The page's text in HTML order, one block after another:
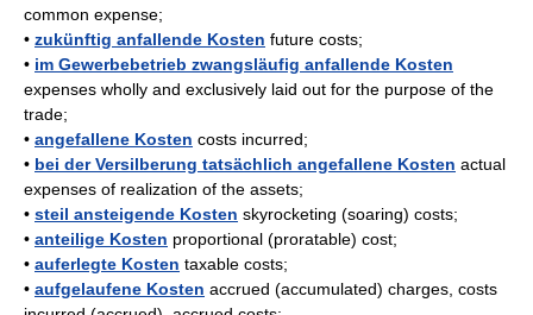
common expense;
• zukünftig anfallende Kosten future costs;
• im Gewerbebetrieb zwangsläufig anfallende Kosten
expenses wholly and exclusively laid out for the purpose of the
trade;
• angefallene Kosten costs incurred;
• bei der Versilberung tatsächlich angefallene Kosten actual
expenses of realization of the assets;
• steil ansteigende Kosten skyrocketing (soaring) costs;
• anteilige Kosten proportional (proratable) cost;
• auferlegte Kosten taxable costs;
• aufgelaufene Kosten accrued (accumulated) charges, costs